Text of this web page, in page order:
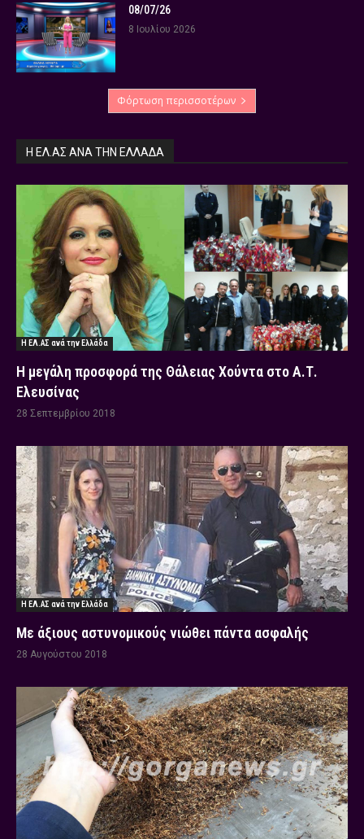
08/07/26
8 Ιουλίου 2026
Φόρτωση περισσοτέρων
Η ΕΛ.ΑΣ ΑΝΆ ΤΗΝ ΕΛΛΆΔΑ
Η ΕΛ.ΑΣ ανά την Ελλάδα
Η μεγάλη προσφορά της Θάλειας Χούντα στο Α.Τ.
Ελευσίνας
28 Σεπτεμβρίου 2018
Η ΕΛ.ΑΣ ανά την Ελλάδα
Με άξιους αστυνομικούς νιώθει πάντα ασφαλής
28 Αυγούστου 2018